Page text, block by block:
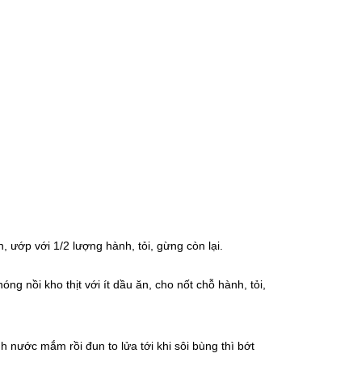
ướp với 1/2 lượng hành, tỏi, gừng còn lại.
nồi kho thịt với ít dầu ăn, cho nốt chỗ hành, tỏi,
nước mắm rồi đun to lửa tới khi sôi bùng thì bớt